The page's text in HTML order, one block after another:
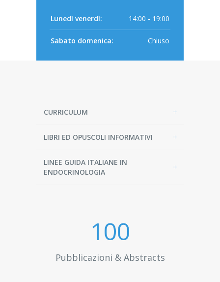
Lunedì venerdì: 14:00 - 19:00
Sabato domenica: Chiuso
CURRICULUM
LIBRI ED OPUSCOLI INFORMATIVI
LINEE GUIDA ITALIANE IN
ENDOCRINOLOGIA
100
Pubblicazioni & Abstracts